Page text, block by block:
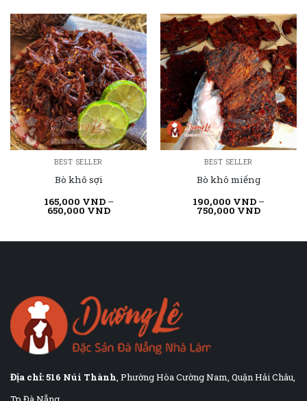
BEST SELLER
Bò khô sợi
165,000 VND–
650,000 VND
BEST SELLER
Bò khô miếng
190,000 VND –
750,000 VND
Địa chỉ:516 Núi Thành, Phường Hòa Cường Nam, Quận Hải Châu,